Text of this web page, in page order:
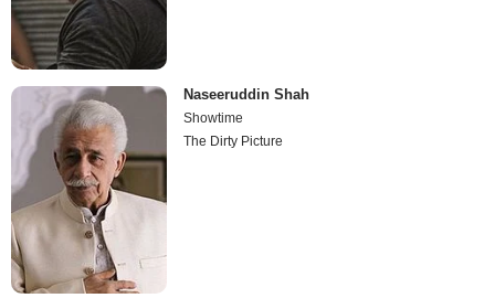
Naseeruddin Shah
Showtime
The Dirty Picture